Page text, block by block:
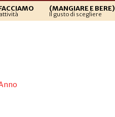
(MANGIARE E BERE)
Il gusto di scegliere